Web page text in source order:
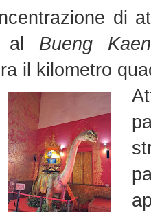
di
al Bueng
il kilometro